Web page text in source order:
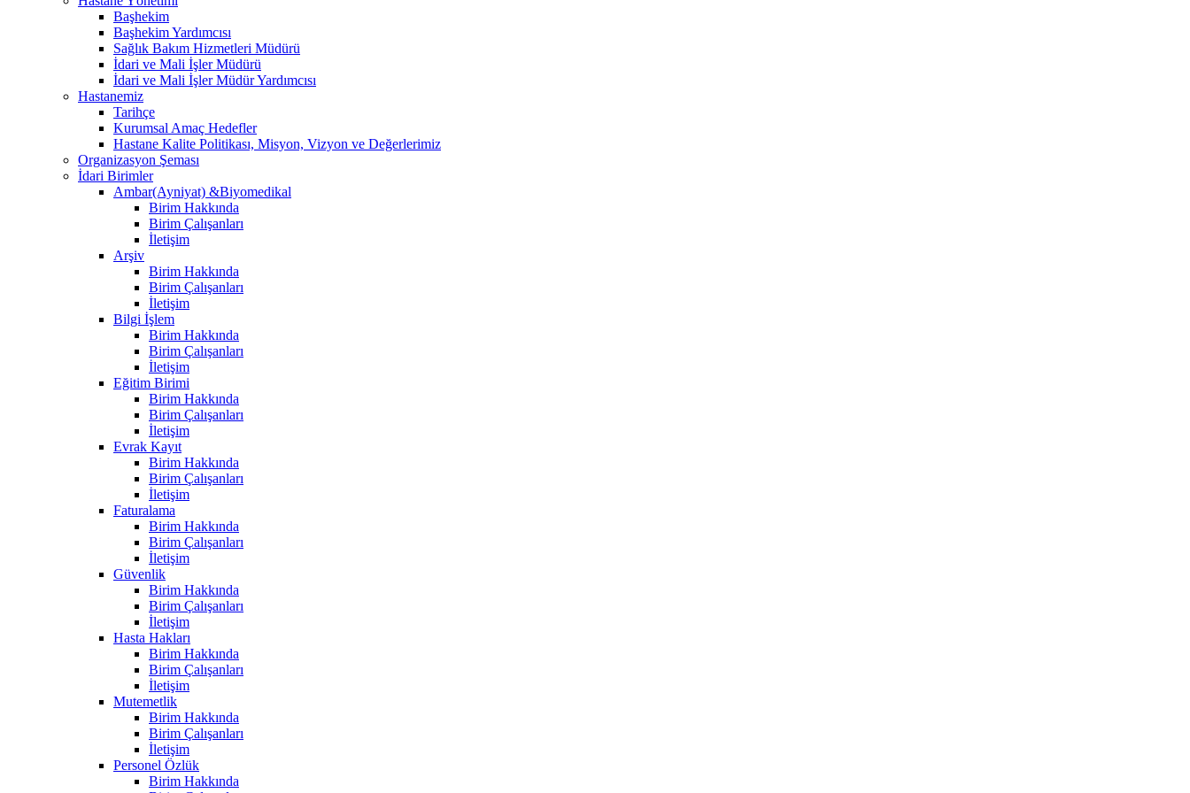
Başhekim
Başhekim Yardımcısı
Sağlık Bakım Hizmetleri Müdürü
İdari ve Mali İşler Müdürü
İdari ve Mali İşler Müdür Yardımcısı
Hastanemiz
Tarihçe
Kurumsal Amaç Hedefler
Hastane Kalite Politikası, Misyon, Vizyon ve Değerlerimiz
Organizasyon Şeması
İdari Birimler
Ambar(Ayniyat) &Biyomedikal
Birim Hakkında
Birim Çalışanları
İletişim
Arşiv
Birim Hakkında
Birim Çalışanları
İletişim
Bilgi İşlem
Birim Hakkında
Birim Çalışanları
İletişim
Eğitim Birimi
Birim Hakkında
Birim Çalışanları
İletişim
Evrak Kayıt
Birim Hakkında
Birim Çalışanları
İletişim
Faturalama
Birim Hakkında
Birim Çalışanları
İletişim
Güvenlik
Birim Hakkında
Birim Çalışanları
İletişim
Hasta Hakları
Birim Hakkında
Birim Çalışanları
İletişim
Mutemetlik
Birim Hakkında
Birim Çalışanları
İletişim
Personel Özlük
Birim Hakkında